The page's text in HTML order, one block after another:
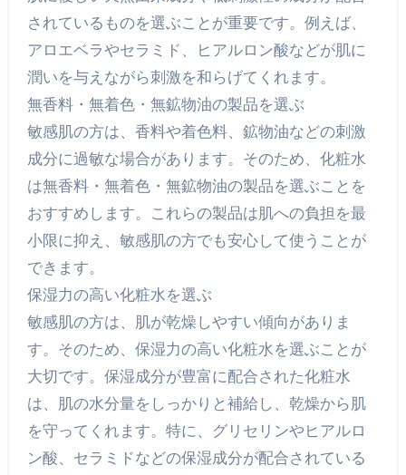
されているものを選ぶことが重要です。例えば、
アロエベラやセラミド、ヒアルロン酸などが肌に
潤いを与えながら刺激を和らげてくれます。
無香料・無着色・無鉱物油の製品を選ぶ
敏感肌の方は、香料や着色料、鉱物油などの刺激
成分に過敏な場合があります。そのため、化粧水
は無香料・無着色・無鉱物油の製品を選ぶことを
おすすめします。これらの製品は肌への負担を最
小限に抑え、敏感肌の方でも安心して使うことが
できます。
保湿力の高い化粧水を選ぶ
敏感肌の方は、肌が乾燥しやすい傾向がありま
す。そのため、保湿力の高い化粧水を選ぶことが
大切です。保湿成分が豊富に配合された化粧水
は、肌の水分量をしっかりと補給し、乾燥から肌
を守ってくれます。特に、グリセリンやヒアルロ
ン酸、セラミドなどの保湿成分が配合されている